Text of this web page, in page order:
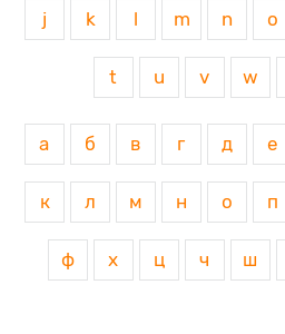
j k m n o
t u v w
а б в г д е
к л м н о п
ф х ц ч ш